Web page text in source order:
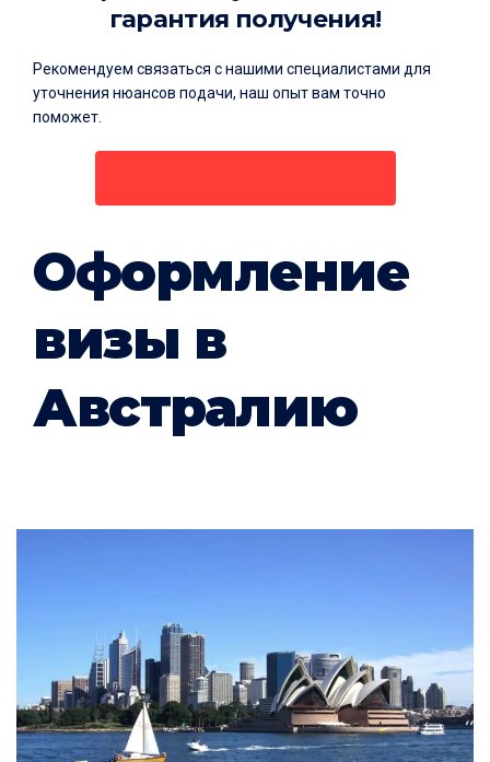
гарантия получения!
Рекомендуем связаться с нашими специалистами для
уточнения нюансов подачи, наш опыт вам точно
поможет.
Оформление
визы в
Австралию